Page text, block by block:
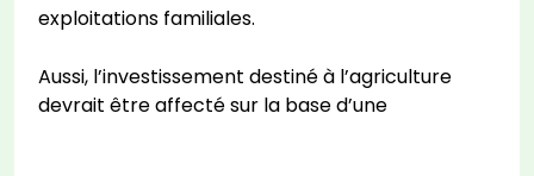
exploitations familiales.
Aussi, l’investissement destiné à l’agriculture
devrait être affecté sur la base d’une